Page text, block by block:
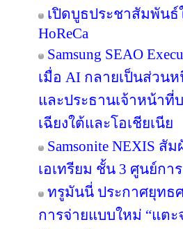
เปิดบูธประชาสัมพันธ์
HoReCa
Samsung SEAO
เมื่อ AI กลายเป็นส่วน
และประธานเจ้าหน้าที่
เฉียงใต้และโอเชียเนีย
Samsonite NEXIS
เอเทรียม ชั้น 3 ศูนย์กา
ทรูมันนี่ ประกาศยุทธ
การจ่ายแบบใหม่ “แต